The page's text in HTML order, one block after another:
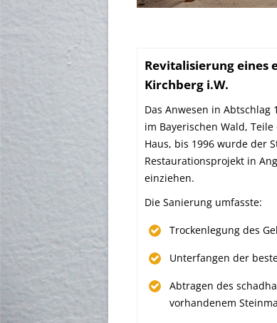
Revitalisierung eines
Kirchberg i.W.
Das Anwesen in
im Bayerischen Wald,
Haus, bis 1996 wurde der
Restaurationsprojekt in
einziehen.
Die Sanierung umfasste:
Trockenlegung des
Unterfangen der
Abtragen des
vorhandenem